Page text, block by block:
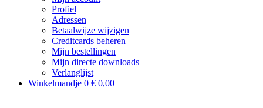
Profiel
Adressen
Betaalwijze wijzigen
Creditcards beheren
Mijn bestellingen
Mijn directe downloads
Verlanglijst
Winkelmandje 0 € 0,00